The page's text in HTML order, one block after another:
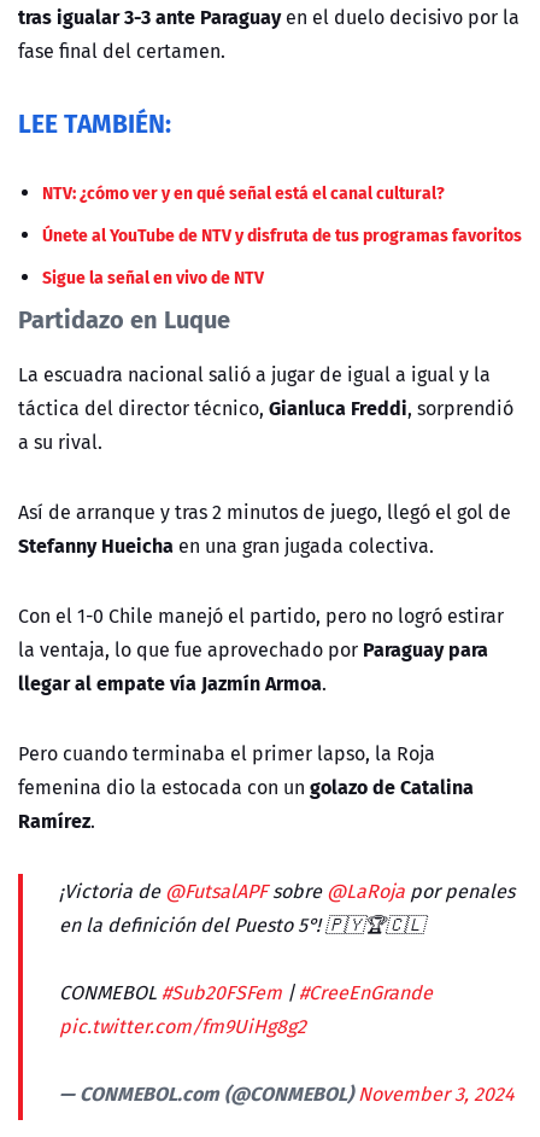
tras igualar 3-3 ante Paraguay en el duelo decisivo por la
fase final del certamen.
LEE TAMBIÉN:
NTV: ¿cómo ver y en qué señal está el canal cultural?
Únete al YouTube de NTV y disfruta de tus programas favoritos
Sigue la señal en vivo de NTV
Partidazo en Luque
La escuadra nacional salió a jugar de igual a igual y la
táctica del director técnico, Gianluca Freddi, sorprendió
a su rival.
Así de arranque y tras 2 minutos de juego, llegó el gol de
Stefanny Hueicha en una gran jugada colectiva.
Con el 1-0 Chile manejó el partido, pero no logró estirar
la ventaja, lo que fue aprovechado por Paraguay para
llegar al empate vía Jazmín Armoa.
Pero cuando terminaba el primer lapso, la Roja
femenina dio la estocada con un golazo de Catalina
Ramírez.
¡Victoria de@FutsalAPFsobre@LaRoja por penales
en la definición del Puesto 5°! 🇵🇾🏆🇨🇱
CONMEBOL #Sub20FSFem |#CreeEnGrande
pic.twitter.com/fm9UiHg8g2
— CONMEBOL.com (@CONMEBOL)November 3, 2024